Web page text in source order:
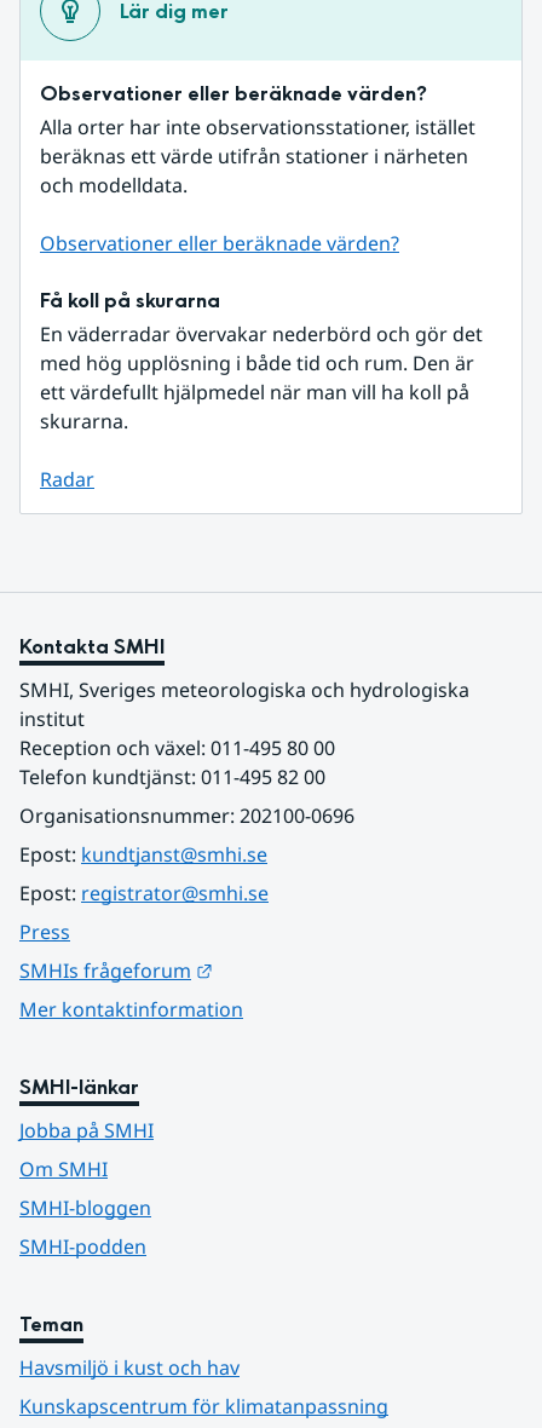
Lär dig mer
Observationer eller beräknade värden?
Alla orter har inte observationsstationer, istället
beräknas ett värde utifrån stationer i närheten
och modelldata.
Observationer eller beräknade värden?
Få koll på skurarna
En väderradar övervakar nederbörd och gör det
med hög upplösning i både tid och rum. Den är
ett värdefullt hjälpmedel när man vill ha koll på
skurarna.
Radar
Kontakta SMHI
SMHI, Sveriges meteorologiska och hydrologiska
institut
Reception och växel: 011-495 80 00
Telefon kundtjänst: 011-495 82 00
Organisationsnummer: 202100-0696
Epost: kundtjanst@smhi.se
Epost: registrator@smhi.se
Press
SMHIs frågeforum
Mer kontaktinformation
SMHI-länkar
Jobba på SMHI
Om SMHI
SMHI-bloggen
SMHI-podden
Teman
Havsmiljö i kust och hav
Kunskapscentrum för klimatanpassning